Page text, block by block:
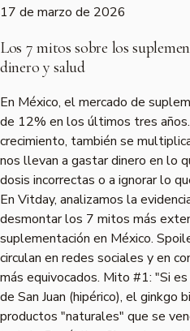
17 de marzo de 2026
Los 7 mitos sobre los
dinero y salud
En México, el mercado de
de 12% en los últimos tres
crecimiento, también se
nos llevan a gastar dinero en lo
dosis incorrectas o a ignorar lo
En Vitday, analizamos la
desmontar los 7 mitos más
suplementación en México.
circulan en redes sociales y en
más equivocados. Mito #1: "Si
de San Juan (hipérico), el ginkgo
productos "naturales" que se